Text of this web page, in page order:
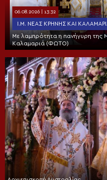
06.08.2026 | 13:32
Ι.Μ. ΝΈΑΣ ΚΡΉΝΗΣ ΚΑΙ
Με λαμπρότητα η πανήγυρη
Καλαμαριά (ΦΩΤΟ)